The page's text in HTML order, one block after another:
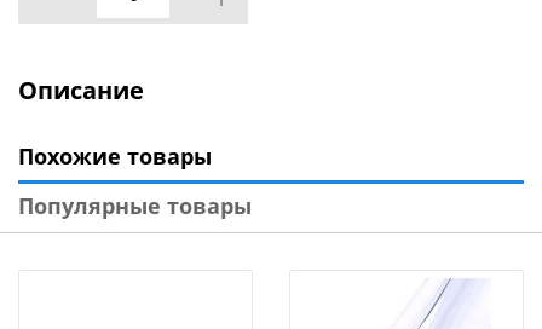
Описание
Похожие товары
Популярные товары